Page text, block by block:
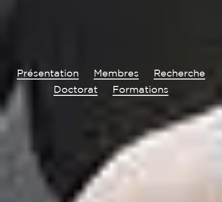
Présentation Membres
Recherche
Doctorat
Formations